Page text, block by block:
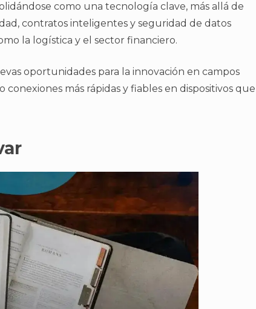
como una tecnología clave, más allá de
contratos inteligentes y seguridad de datos
la logística y el sector financiero.
oportunidades para la innovación en campos
más rápidas y fiables en dispositivos que